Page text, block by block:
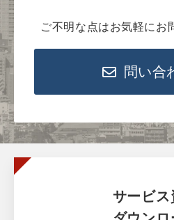
ご不明な点はお気軽にお
問い合
サービ